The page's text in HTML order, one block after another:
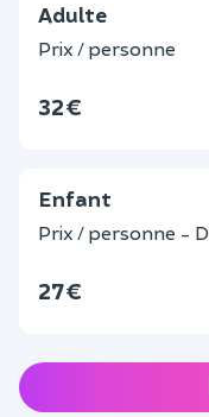
Adulte
Prix / personne
32 €
Enfant
Prix / personne -
27 €